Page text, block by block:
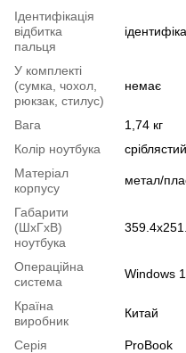
Ідентифікація
відбитка
пальця
У комплекті
(сумка, чохол,
рюкзак, стилус)
немає
Вага
1,74 кг
Колір ноутбука
сріблястий
Матеріал
корпусу
метал/
Габарити
(ШхГхВ)
ноутбука
Операційна
система
Windows
Країна
виробник
Китай
Серія
ProBook